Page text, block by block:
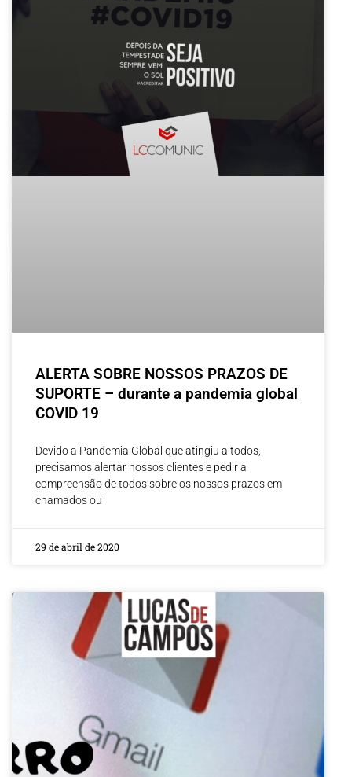
ALERTA SOBRE NOSSOS PRAZOS DE
SUPORTE – durante a pandemia global
COVID 19
Devido a Pandemia Global que atingiu a todos,
precisamos alertar nossos clientes e pedir a
compreensão de todos sobre os nossos prazos em
chamados ou
29 de abril de 2020